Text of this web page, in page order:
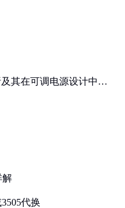
其在可调电源设计中的
解
代换